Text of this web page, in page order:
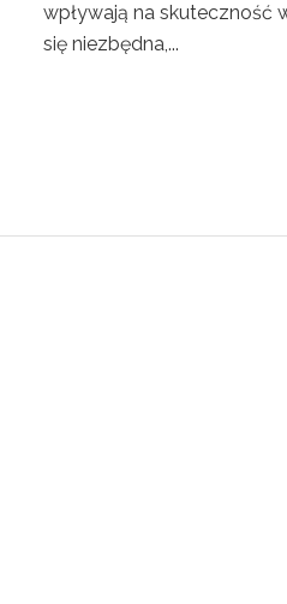
wpływają na skuteczność
się niezbędna,...